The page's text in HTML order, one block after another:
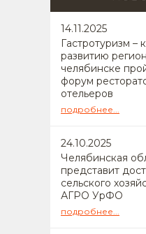
14.11.2025
Гастротуризм –
развитию
челябинске
форум
отельеров
подробнее...
24.10.2025
Челябинская
представит
сельского
АГРО УрФО
подробнее...